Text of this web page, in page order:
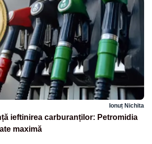
Ionuț Nichita
ieftinirea carburanților: Petromidia
maximă